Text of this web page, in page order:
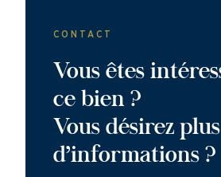
CONTACT
Vous êtes intéressé par
ce bien ?
Vous désirez plus
d’informations ?